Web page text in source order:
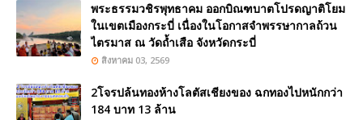
พระธรรมวชิรพุทธาคม ออกบิณฑบาตโปรดญาติโยม
ในเขตเมืองกระบี่ เนื่องในโอกาสจำพรรษากาลถ้วน
ไตรมาส ณ วัดถ้ำเสือ จังหวัดกระบี่
สิงหาคม 03, 2569
2โจรปล้นทองห้างโลตัสเชียงของ ฉกทองไปหนักกว่า
184 บาท 13 ล้าน